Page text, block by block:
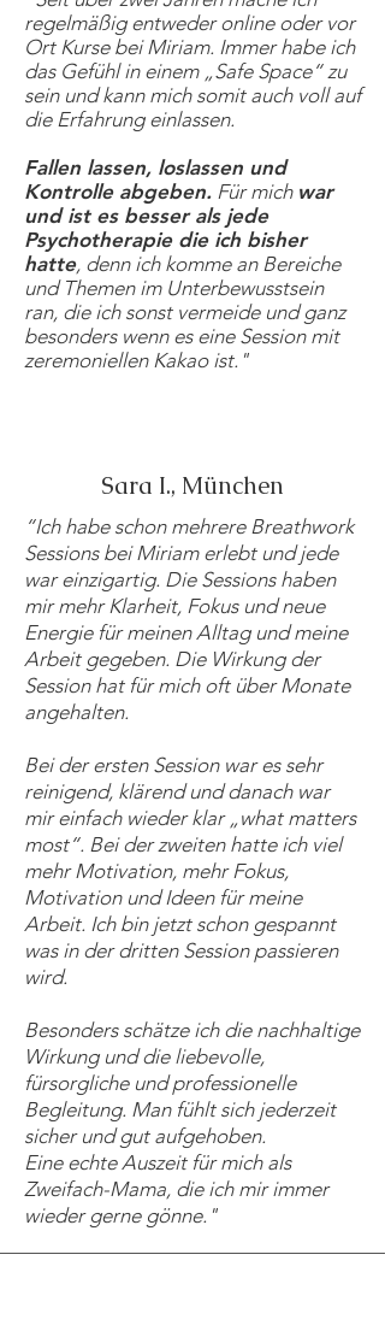
regelmäßig entweder online oder vor
Ort Kurse bei Miriam. Immer habe ich
das Gefühl in einem „Safe Space“ zu
sein und kann mich somit auch voll auf
die Erfahrung einlassen.
Fallen lassen, loslassen und
Kontrolle abgeben. Für mich war
und ist es besser als jede
Psychotherapie die ich bisher
hatte, denn ich komme an Bereiche
und Themen im Unterbewusstsein
ran, die ich sonst vermeide und ganz
besonders wenn es eine Session mit
zeremoniellen Kakao ist. "
Sara I., München
“Ich habe schon mehrere Breathwork
Sessions bei Miriam erlebt und jede
war einzigartig. Die Sessions haben
mir mehr Klarheit, Fokus und neue
Energie für meinen Alltag und meine
Arbeit gegeben. Die Wirkung der
Session hat für mich oft über Monate
angehalten.
Bei der ersten Session war es sehr
reinigend, klärend und danach war
mir einfach wieder klar „what matters
most“. Bei der zweiten hatte ich viel
mehr Motivation, mehr Fokus,
Motivation und Ideen für meine
Arbeit. Ich bin jetzt schon gespannt
was in der dritten Session passieren
wird.
Besonders schätze ich die nachhaltige
Wirkung und die liebevolle,
fürsorgliche und professionelle
Begleitung. Man fühlt sich jederzeit
sicher und gut aufgehoben.
Eine echte Auszeit für mich als
Zweifach-Mama, die ich mir immer
wieder gerne gönne."